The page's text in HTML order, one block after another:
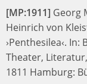
[MP:1911] Georg
Heinrich von
›Penthesilea‹. In:
Theater,
1811 Hamburg: